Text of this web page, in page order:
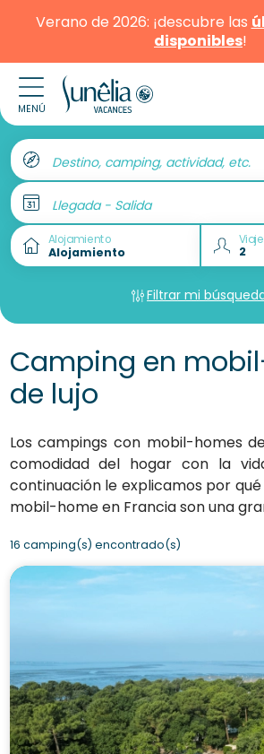
Verano de 2026: ¡descubre las
disponibles!
MENÚ
Destino, camping, actividad, etc.
Llegada - Salida
Alojamiento
Filtrar mi
Camping en
de lujo
Los campings con mobil-homes
comodidad del hogar con la
continuación le explicamos por
mobil-home en Francia son una
16 camping(s) encontrado(s)